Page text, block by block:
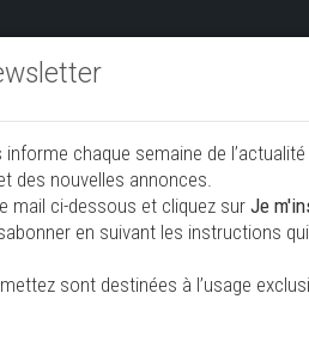
chaque semaine de
des nouvelles annonces.
mail ci-dessous et cliquez sur Je
en suivant les instructions
sont destinées à l’usage